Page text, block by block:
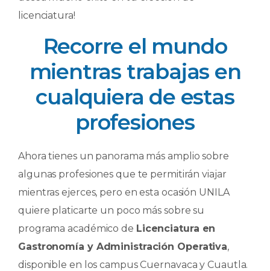
licenciatura!
Recorre el mundo
mientras trabajas en
cualquiera de estas
profesiones
Ahora tienes un panorama más amplio sobre
algunas profesiones que te permitirán viajar
mientras ejerces, pero en esta ocasión UNILA
quiere platicarte un poco más sobre su
programa académico de Licenciatura en
Gastronomía y Administración Operativa,
disponible en los campus Cuernavaca y Cuautla.